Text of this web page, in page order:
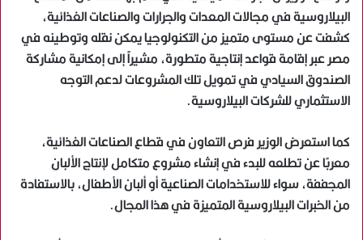
البيلاروسية في مجالات المعدات والجرارات والصناعات الغذائية،
كشفت عن مستوى متميز من التكنولوجيا يمكن نقله وتوطينه في
مصر عبر إقامة قواعد إنتاجية متطورة، مشيراً إلى إمكانية مشاركة
الصندوق السيادي في تمويل تلك المشروعات لدعم التوجه
الاستثماري للشركات البيلاروسية.
كما استعرض الوزير فرص التعاون في قطاع الصناعات الغذائية،
معربًا عن تطلعه للبدء في إنشاء مشروع متكامل لإنتاج الألبان
المجففة، سواء للاستخدامات الصناعية أو ألبان الأطفال، بالاستفادة
من الخبرات البيلاروسية المتميزة في هذا المجال.